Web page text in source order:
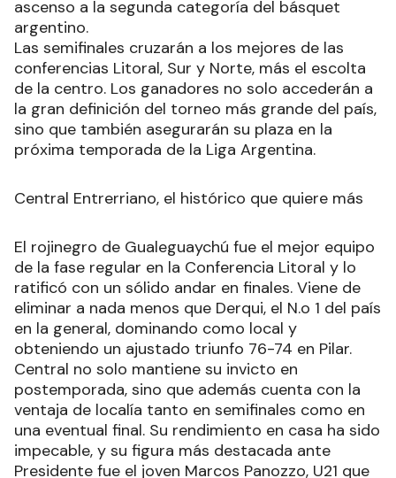
ascenso a la segunda categoría del básquet
argentino.
Las semifinales cruzarán a los mejores de las
conferencias Litoral, Sur y Norte, más el escolta
de la centro. Los ganadores no solo accederán a
la gran definición del torneo más grande del país,
sino que también asegurarán su plaza en la
próxima temporada de la Liga Argentina.
Central Entrerriano, el histórico que quiere más
El rojinegro de Gualeguaychú fue el mejor equipo
de la fase regular en la Conferencia Litoral y lo
ratificó con un sólido andar en finales. Viene de
eliminar a nada menos que Derqui, el N.o 1 del país
en la general, dominando como local y
obteniendo un ajustado triunfo 76-74 en Pilar.
Central no solo mantiene su invicto en
postemporada, sino que además cuenta con la
ventaja de localía tanto en semifinales como en
una eventual final. Su rendimiento en casa ha sido
impecable, y su figura más destacada ante
Presidente fue el joven Marcos Panozzo, U21 que